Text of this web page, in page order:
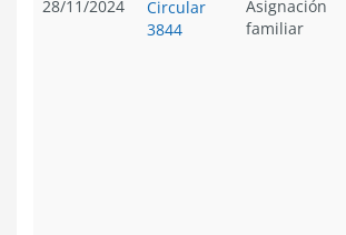
28/11/2024
Circular
3844
Asignación
familiar